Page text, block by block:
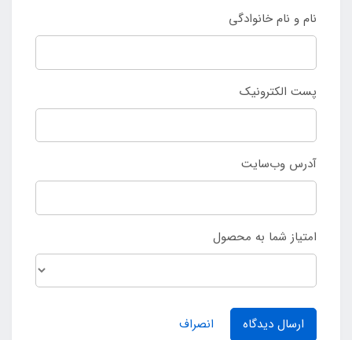
نام و نام خانوادگی
پست الکترونیک
آدرس وب‌سایت
امتیاز شما به محصول
ارسال دیدگاه انصراف